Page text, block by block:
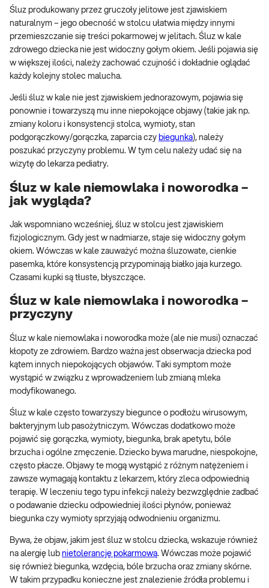
Śluz produkowany przez gruczoły jelitowe jest zjawiskiem
naturalnym – jego obecność w stolcu ułatwia między innymi
przemieszczanie się treści pokarmowej w jelitach. Śluz w kale
zdrowego dziecka nie jest widoczny gołym okiem. Jeśli pojawia się
w większej ilości, należy zachować czujność i dokładnie oglądać
każdy kolejny stolec malucha.
Jeśli śluz w kale nie jest zjawiskiem jednorazowym, pojawia się
ponownie i towarzyszą mu inne niepokojące objawy (takie jak np.
zmiany koloru i konsystencji stolca, wymioty, stan
podgorączkowy/gorączka, zaparcia czy biegunka), należy
poszukać przyczyny problemu. W tym celu należy udać się na
wizytę do lekarza pediatry.
Śluz w kale niemowlaka i noworodka –
jak wygląda?
Jak wspomniano wcześniej, śluz w stolcu jest zjawiskiem
fizjologicznym. Gdy jest w nadmiarze, staje się widoczny gołym
okiem. Wówczas w kale zauważyć można śluzowate, cienkie
pasemka, które konsystencją przypominają białko jaja kurzego.
Czasami kupki są tłuste, błyszczące.
Śluz w kale niemowlaka i noworodka –
przyczyny
Śluz w kale niemowlaka i noworodka może (ale nie musi) oznaczać
kłopoty ze zdrowiem. Bardzo ważna jest obserwacja dziecka pod
kątem innych niepokojących objawów. Taki symptom może
wystąpić w związku z wprowadzeniem lub zmianą mleka
modyfikowanego.
Śluz w kale często towarzyszy biegunce o podłożu wirusowym,
bakteryjnym lub pasożytniczym. Wówczas dodatkowo może
pojawić się gorączka, wymioty, biegunka, brak apetytu, bóle
brzucha i ogólne zmęczenie. Dziecko bywa marudne, niespokojne,
często płacze. Objawy te mogą wystąpić z różnym natężeniem i
zawsze wymagają kontaktu z lekarzem, który zleca odpowiednią
terapię. W leczeniu tego typu infekcji należy bezwzględnie zadbać
o podawanie dziecku odpowiedniej ilości płynów, ponieważ
biegunka czy wymioty sprzyjają odwodnieniu organizmu.
Bywa, że objaw, jakim jest śluz w stolcu dziecka, wskazuje również
na alergię lub nietolerancję pokarmową. Wówczas może pojawić
się również biegunka, wzdęcia, bóle brzucha oraz zmiany skórne.
W takim przypadku konieczne jest znalezienie źródła problemu i